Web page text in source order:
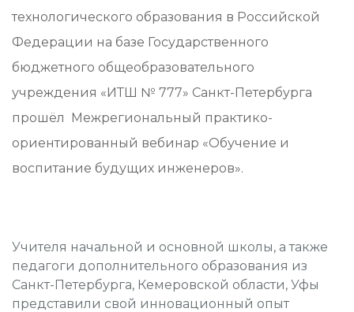
технологического образования в Российской
Федерации на базе Государственного
бюджетного общеобразовательного
учреждения «ИТШ № 777» Санкт-Петербурга
прошёл Межрегиональный практико-
ориентированный вебинар «Обучение и
воспитание будущих инженеров».
Учителя начальной и основной школы, а также
педагоги дополнительного образования из
Санкт-Петербурга, Кемеровской области, Уфы
представили свой инновационный опыт